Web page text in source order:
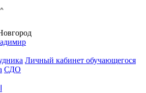
Личный кабинет обучающегося
СДО